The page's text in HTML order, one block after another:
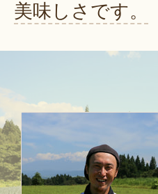
美味しさです。